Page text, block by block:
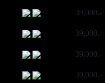
39,000.-
39,000.-
39,000.-
39,000.-